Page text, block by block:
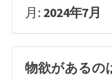
月: 2024年7月
物欲があるの